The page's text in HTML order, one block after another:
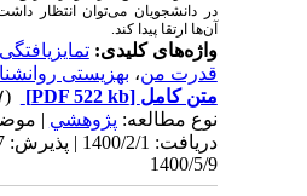
در دانشجویان می‌­توان انتظار داشت
آن‌ها ارتقا پیدا کند.
واژه‌های کلیدی:تمایزیافتگی،
قدرت من،بهزیستی
متن کامل[PDF 522 kb]
نوع مطالعه:پژوهشي|
1400/5/9